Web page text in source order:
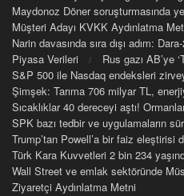
Maydonoz Döner soruşturmasında
Müşteri Adayı KVKK Aydınlatma
Narin davasında sıra dışı adım:
Piyasa Verileri
Rus gazı AB’ye
S&P 500 ile Nasdaq endeksleri
Şimşek: Tarıma 706 milyar TL,
Sıcaklıklar 40 dereceyi aştı!
SPK bazı tedbir ve uygulamaların
Trump’tan Powell’a bir faiz eleştirisi
Türk Kara Kuvvetleri 2 bin 234
Wall Street ve emlak sektöründe
Ziyaretçi Aydınlatma Metni